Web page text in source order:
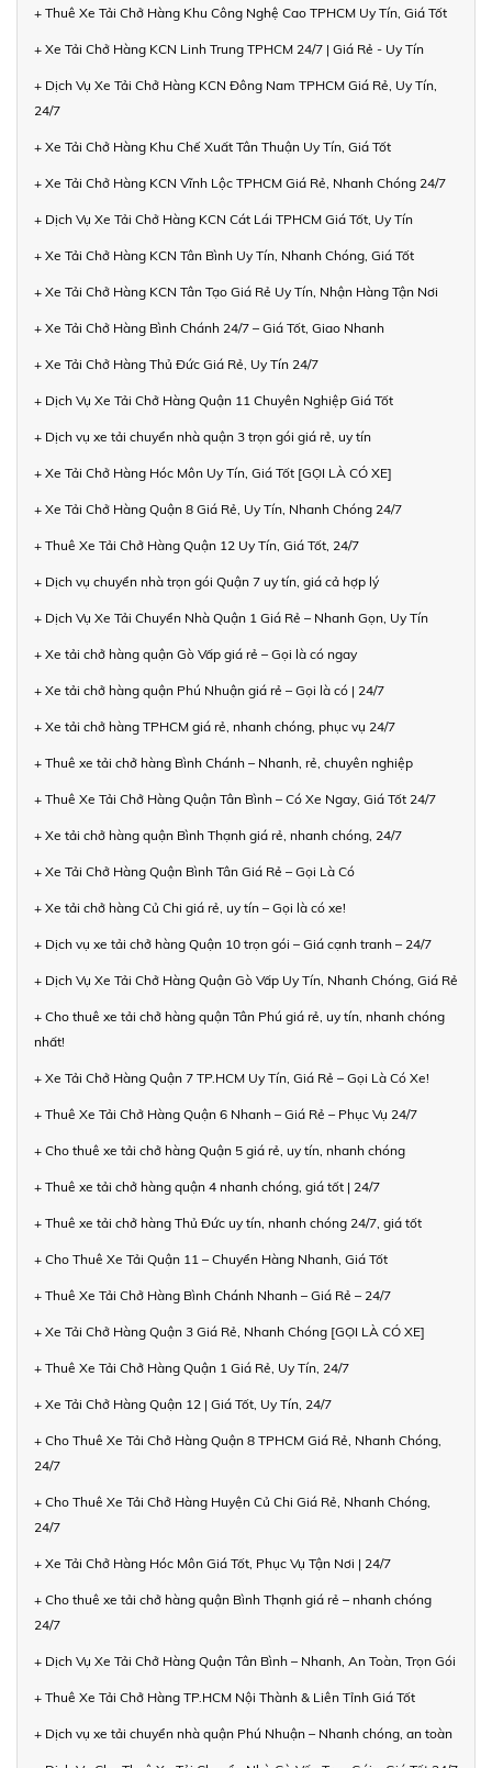
+ Thuê Xe Tải Chở Hàng Khu Công Nghệ Cao TPHCM Uy Tín, Giá Tốt
+ Xe Tải Chở Hàng KCN Linh Trung TPHCM 24/7 | Giá Rẻ - Uy Tín
+ Dịch Vụ Xe Tải Chở Hàng KCN Đông Nam TPHCM Giá Rẻ, Uy Tín,
24/7
+ Xe Tải Chở Hàng Khu Chế Xuất Tân Thuận Uy Tín, Giá Tốt
+ Xe Tải Chở Hàng KCN Vĩnh Lộc TPHCM Giá Rẻ, Nhanh Chóng 24/7
+ Dịch Vụ Xe Tải Chở Hàng KCN Cát Lái TPHCM Giá Tốt, Uy Tín
+ Xe Tải Chở Hàng KCN Tân Bình Uy Tín, Nhanh Chóng, Giá Tốt
+ Xe Tải Chở Hàng KCN Tân Tạo Giá Rẻ Uy Tín, Nhận Hàng Tận Nơi
+ Xe Tải Chở Hàng Bình Chánh 24/7 – Giá Tốt, Giao Nhanh
+ Xe Tải Chở Hàng Thủ Đức Giá Rẻ, Uy Tín 24/7
+ Dịch Vụ Xe Tải Chở Hàng Quận 11 Chuyên Nghiệp Giá Tốt
+ Dịch vụ xe tải chuyển nhà quận 3 trọn gói giá rẻ, uy tín
+ Xe Tải Chở Hàng Hóc Môn Uy Tín, Giá Tốt [GỌI LÀ CÓ XE]
+ Xe Tải Chở Hàng Quận 8 Giá Rẻ, Uy Tín, Nhanh Chóng 24/7
+ Thuê Xe Tải Chở Hàng Quận 12 Uy Tín, Giá Tốt, 24/7
+ Dịch vụ chuyển nhà trọn gói Quận 7 uy tín, giá cả hợp lý
+ Dịch Vụ Xe Tải Chuyển Nhà Quận 1 Giá Rẻ – Nhanh Gọn, Uy Tín
+ Xe tải chở hàng quận Gò Vấp giá rẻ – Gọi là có ngay
+ Xe tải chở hàng quận Phú Nhuận giá rẻ – Gọi là có | 24/7
+ Xe tải chở hàng TPHCM giá rẻ, nhanh chóng, phục vụ 24/7
+ Thuê xe tải chở hàng Bình Chánh – Nhanh, rẻ, chuyên nghiệp
+ Thuê Xe Tải Chở Hàng Quận Tân Bình – Có Xe Ngay, Giá Tốt 24/7
+ Xe tải chở hàng quận Bình Thạnh giá rẻ, nhanh chóng, 24/7
+ Xe Tải Chở Hàng Quận Bình Tân Giá Rẻ – Gọi Là Có
+ Xe tải chở hàng Củ Chi giá rẻ, uy tín – Gọi là có xe!
+ Dịch vụ xe tải chở hàng Quận 10 trọn gói – Giá cạnh tranh – 24/7
+ Dịch Vụ Xe Tải Chở Hàng Quận Gò Vấp Uy Tín, Nhanh Chóng, Giá Rẻ
+ Cho thuê xe tải chở hàng quận Tân Phú giá rẻ, uy tín, nhanh chóng
nhất!
+ Xe Tải Chở Hàng Quận 7 TP.HCM Uy Tín, Giá Rẻ – Gọi Là Có Xe!
+ Thuê Xe Tải Chở Hàng Quận 6 Nhanh – Giá Rẻ – Phục Vụ 24/7
+ Cho thuê xe tải chở hàng Quận 5 giá rẻ, uy tín, nhanh chóng
+ Thuê xe tải chở hàng quận 4 nhanh chóng, giá tốt | 24/7
+ Thuê xe tải chở hàng Thủ Đức uy tín, nhanh chóng 24/7, giá tốt
+ Cho Thuê Xe Tải Quận 11 – Chuyển Hàng Nhanh, Giá Tốt
+ Thuê Xe Tải Chở Hàng Bình Chánh Nhanh – Giá Rẻ – 24/7
+ Xe Tải Chở Hàng Quận 3 Giá Rẻ, Nhanh Chóng [GỌI LÀ CÓ XE]
+ Thuê Xe Tải Chở Hàng Quận 1 Giá Rẻ, Uy Tín, 24/7
+ Xe Tải Chở Hàng Quận 12 | Giá Tốt, Uy Tín, 24/7
+ Cho Thuê Xe Tải Chở Hàng Quận 8 TPHCM Giá Rẻ, Nhanh Chóng,
24/7
+ Cho Thuê Xe Tải Chở Hàng Huyện Củ Chi Giá Rẻ, Nhanh Chóng,
24/7
+ Xe Tải Chở Hàng Hóc Môn Giá Tốt, Phục Vụ Tận Nơi | 24/7
+ Cho thuê xe tải chở hàng quận Bình Thạnh giá rẻ – nhanh chóng
24/7
+ Dịch Vụ Xe Tải Chở Hàng Quận Tân Bình – Nhanh, An Toàn, Trọn Gói
+ Thuê Xe Tải Chở Hàng TP.HCM Nội Thành & Liên Tỉnh Giá Tốt
+ Dịch vụ xe tải chuyển nhà quận Phú Nhuận – Nhanh chóng, an toàn